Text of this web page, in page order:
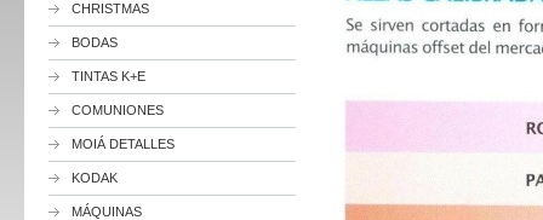
CHRISTMAS
BODAS
TINTAS K+E
COMUNIONES
MOIÁ DETALLES
KODAK
MÁQUINAS